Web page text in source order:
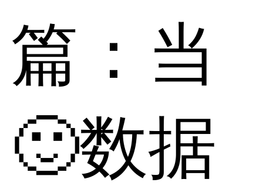
篇：当
🙂数据